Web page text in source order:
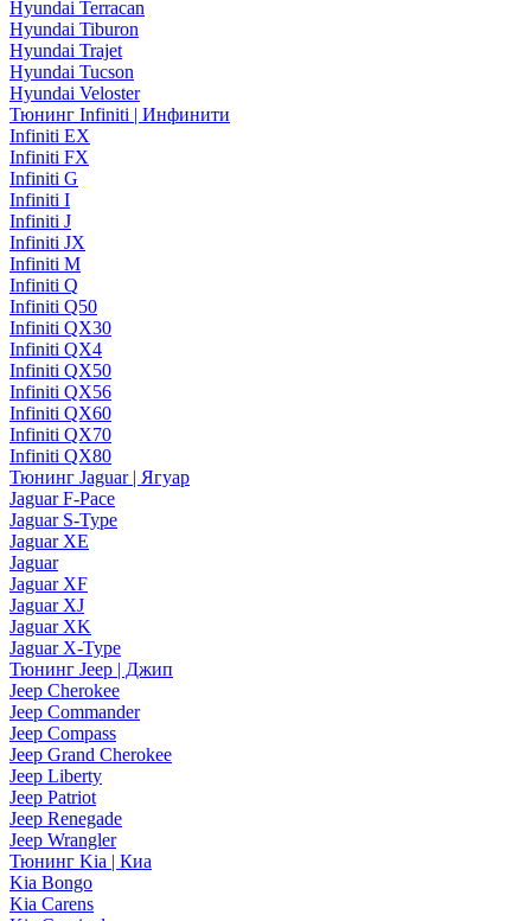
Hyundai Terracan
Hyundai Tiburon
Hyundai Trajet
Hyundai Tucson
Hyundai Veloster
Тюнинг Infiniti | Инфинити
Infiniti EX
Infiniti FX
Infiniti G
Infiniti I
Infiniti J
Infiniti JX
Infiniti M
Infiniti Q
Infiniti Q50
Infiniti QX30
Infiniti QX4
Infiniti QX50
Infiniti QX56
Infiniti QX60
Infiniti QX70
Infiniti QX80
Тюнинг Jaguar | Ягуар
Jaguar F-Pace
Jaguar S-Type
Jaguar XE
Jaguar
Jaguar XF
Jaguar XJ
Jaguar XK
Jaguar X-Type
Тюнинг Jeep | Джип
Jeep Cherokee
Jeep Commander
Jeep Compass
Jeep Grand Cherokee
Jeep Liberty
Jeep Patriot
Jeep Renegade
Jeep Wrangler
Тюнинг Kia | Киа
Kia Bongo
Kia Carens